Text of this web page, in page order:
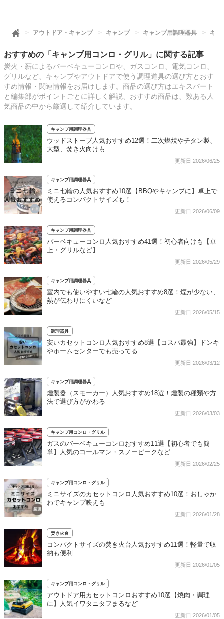
アウトドア・キャンプ キャンプ キャンプ用調理器具 キャ
おすすめの「キャンプ用コンロ・グリル」に関する記事
炭火・薪によるバーベキューコンロや、ガスコンロ、電気コンロ、
グリルなど、キャンプやアウトドアで使う調理道具の選び方とおす
すめ情報・関連情報をお届けします。商品の選び方はエキスパート
と編集部がポイントごとに詳しく解説、おすすめ商品は、数ある人
気商品の中から厳選して紹介しています。
キャンプ用調理器具
ウッドストーブ人気おすすめ12選！二次燃焼やチタン製、
大型、焚き火向けも
更新日:2026/06/25
キャンプ用調理器具
ミニ七輪の人気おすすめ10選【BBQやキャンプに】卓上で
使えるコンパクトサイズも！
更新日:2026/06/09
キャンプ用調理器具
バーベキューコンロ人気おすすめ41選！初心者向けも【卓
上・グリルなど】
更新日:2026/05/29
キャンプ用調理器具
室内でも使いやすい七輪の人気おすすめ8選！煙が少ない、
熱が伝わりにくいなど
更新日:2026/05/15
調理器具
安いカセットコンロ人気おすすめ8選【コスパ最強】ドンキ
やホームセンターでも売ってる
更新日:2026/03/12
キャンプ用調理器具
燻製器（スモーカー）人気おすすめ18選！燻製の種類や方
法で選び方がかわる
更新日:2026/03/03
キャンプ用コンロ・グリル
ガスのバーベキューコンロおすすめ11選【初心者でも簡
単】人気のコールマン・スノーピークなど
更新日:2026/02/25
キャンプ用コンロ・グリル
ミニサイズのカセットコンロ人気おすすめ10選！おしゃか
わでキャンプ映えも
更新日:2026/01/28
焚き火台
コンパクトサイズの焚き火台人気おすすめ11選！軽量で収
納も便利
更新日:2026/01/05
キャンプ用コンロ・グリル
アウトドア用カセットコンロおすすめ10選【焼肉・調理
に】人気イワタニタフまるなど
更新日:2026/01/05